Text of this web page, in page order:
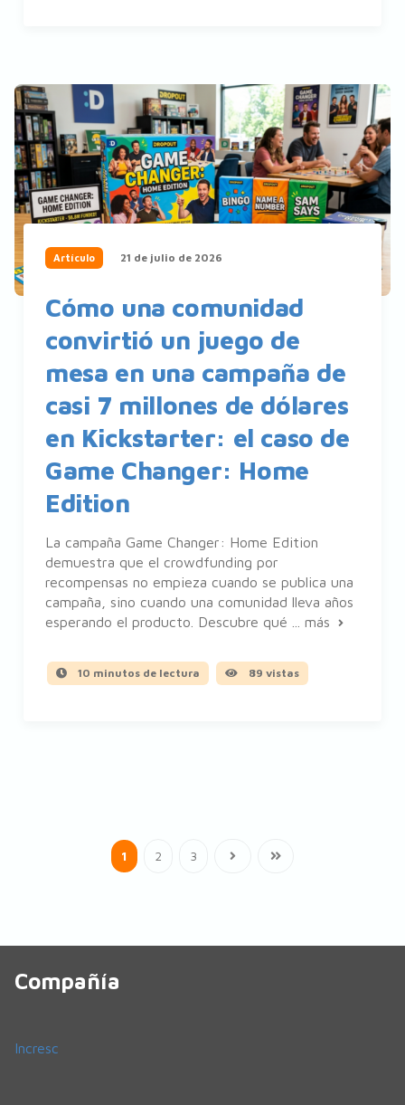
Artículo 21 de julio de 2026
Cómo una comunidad
convirtió un juego de
mesa en una campaña de
casi 7 millones de dólares
en Kickstarter: el caso de
Game Changer: Home
Edition
La campaña Game Changer: Home Edition
demuestra que el crowdfunding por
recompensas no empieza cuando se publica una
campaña, sino cuando una comunidad lleva años
esperando el producto. Descubre qué ... más
10 minutos de lectura 89 vistas
1 2 3
Compañía
Incresc